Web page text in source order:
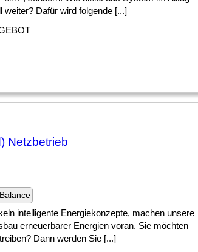
Dafür wird folgende [...]
Netzbetrieb
intelligente Energiekonzepte, machen unsere
erneuerbarer Energien voran. Sie möchten
Dann werden Sie [...]